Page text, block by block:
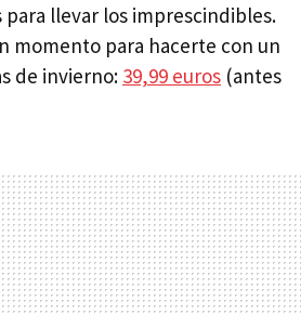
para llevar los imprescindibles.
momento para hacerte con un
de invierno: 39,99 euros (antes